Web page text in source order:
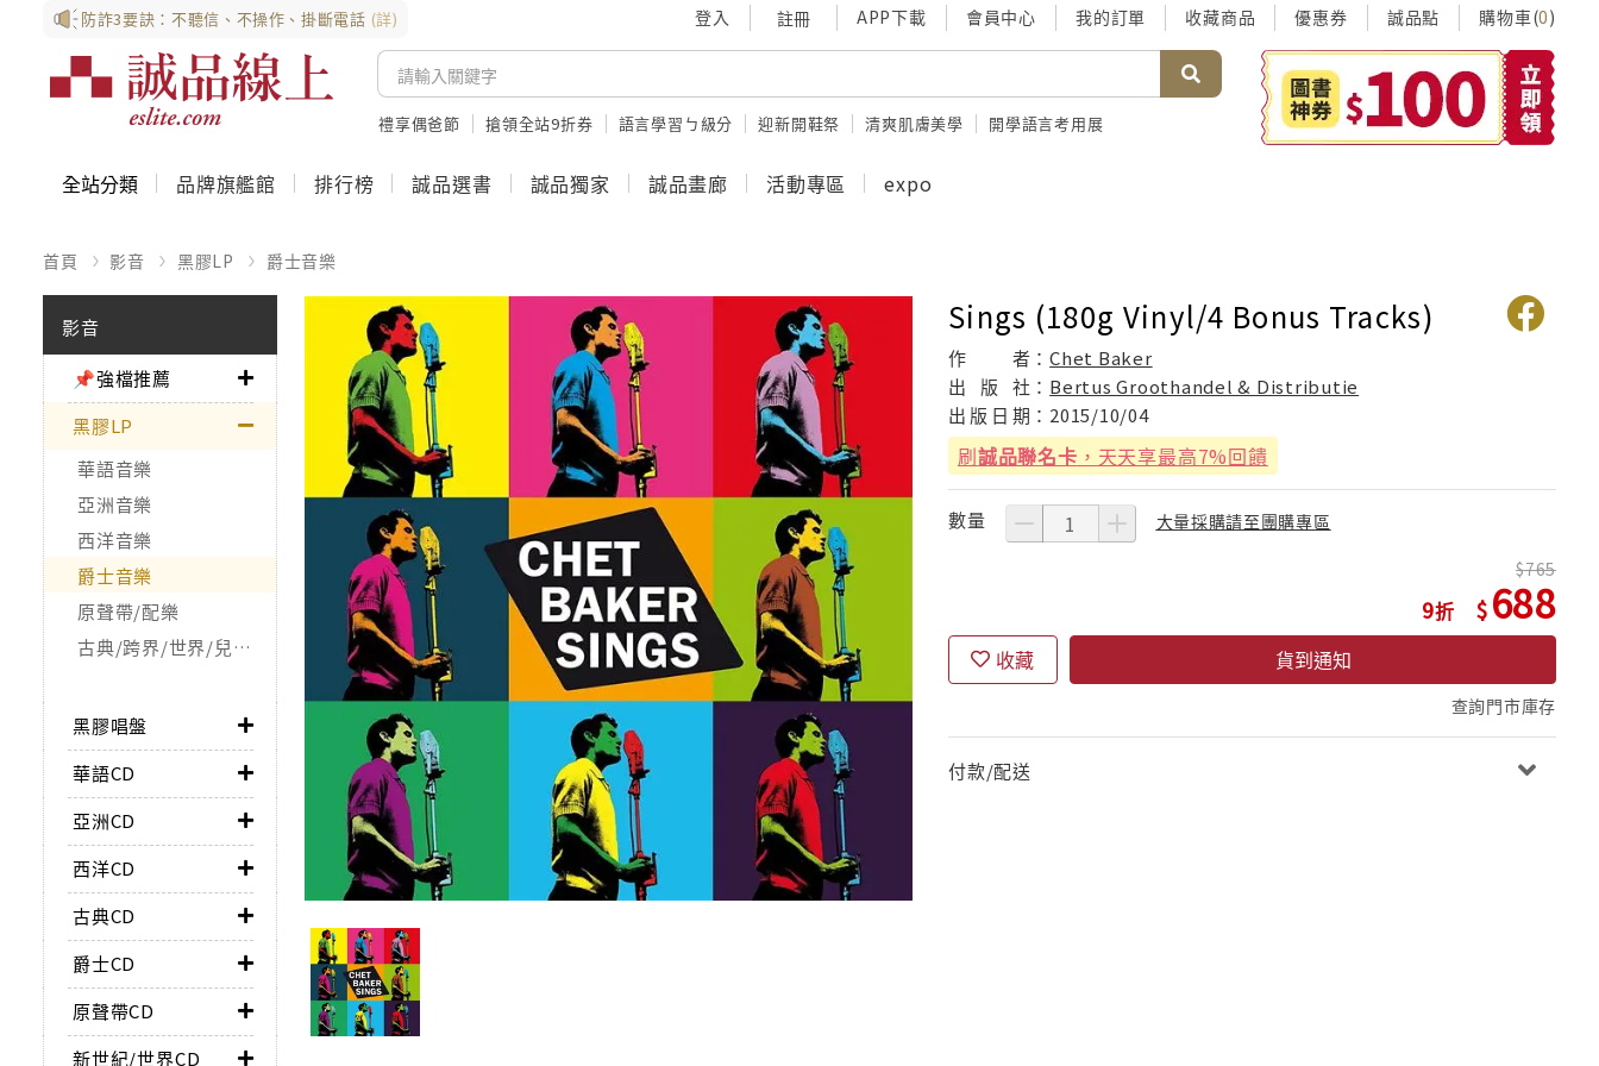
防詐3要訣：不聽信、不操作、掛斷電話 (詳) 登入 註冊 APP下載 會員中心 我的訂單 收藏商品 優惠券 誠品點 購物車(0)
禮享偶爸節 搶領全站9折券 語言學習ㄅ級分 迎新開鞋祭 清爽肌膚美學 開學語言考用展
全站分類 品牌旗艦館 排行榜 誠品選書 誠品獨家 誠品畫廊 活動專區 expo
首頁 影音 黑膠LP 爵士音樂
影音
📌強檔推薦
黑膠LP
華語音樂
亞洲音樂
西洋音樂
爵士音樂
原聲帶/配樂
古典/跨界/世界/兒童/非音樂類
黑膠唱盤
華語CD
亞洲CD
西洋CD
古典CD
爵士CD
原聲帶CD
新世紀/世界CD
Sings (180g Vinyl/4 Bonus Tracks)
作 者：Chet Baker
出
版 社： Bertus Groothandel & Distributie
出 版 日 期： 2015/10/04
刷誠品聯名卡 ，天天享最高7%回饋
數量 大量採購請至團購專區
9
765
688
收藏 貨到通知
查詢門市庫存
付款/配送